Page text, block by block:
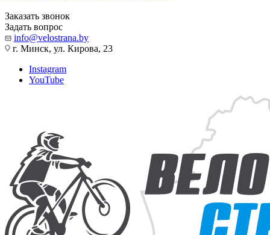
Заказать звонок
Задать вопрос
info@velostrana.by
г. Минск, ул. Кирова, 23
Instagram
YouTube